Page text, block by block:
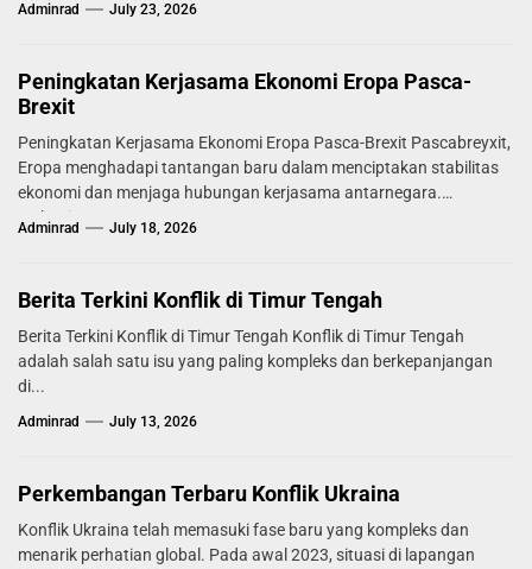
Adminrad July 23, 2026
Peningkatan Kerjasama Ekonomi Eropa Pasca-
Brexit
Peningkatan Kerjasama Ekonomi Eropa Pasca-Brexit Pascabreyxit,
Eropa menghadapi tantangan baru dalam menciptakan stabilitas
ekonomi dan menjaga hubungan kerjasama antarnegara.
Mekanisme...
Adminrad July 18, 2026
Berita Terkini Konflik di Timur Tengah
Berita Terkini Konflik di Timur Tengah Konflik di Timur Tengah
adalah salah satu isu yang paling kompleks dan berkepanjangan
di...
Adminrad July 13, 2026
Perkembangan Terbaru Konflik Ukraina
Konflik Ukraina telah memasuki fase baru yang kompleks dan
menarik perhatian global. Pada awal 2023, situasi di lapangan